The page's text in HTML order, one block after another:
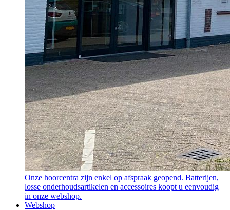
Onze hoorcentra zijn enkel op afspraak geopend. Batterijen,
losse onderhoudsartikelen en accessoires koopt u eenvoudig
in onze webshop.
Webshop